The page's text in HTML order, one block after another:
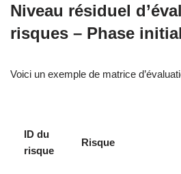
Niveau résiduel
risques – Phase
Voici un exemple de matrice
ID du
risque
Risque